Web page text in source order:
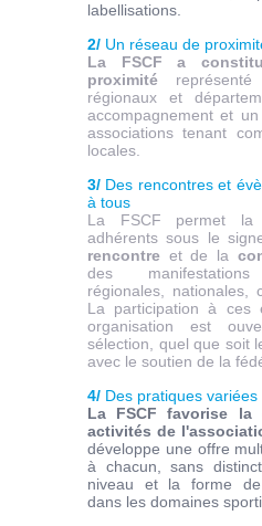
labellisations.
2/ Un réseau de
La FSCF a
proximité
régionaux et
accompagnement et
associations tenant
locales.
3/ Des rencontres et
à tous
La FSCF permet la
adhérents sous le
rencontre et de la
des manifestations
régionales, nationales,
La participation à ces
organisation est
sélection, quel que soit
avec le soutien de la
4/ Des pratiques
La FSCF favorise la
activités de
développe une offre
à chacun, sans
niveau et la forme de
dans les domaines